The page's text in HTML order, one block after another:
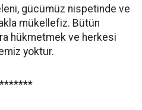
gücümüz nispetinde ve
mükellefiz. Bütün
hükmetmek ve herkesi
yoktur.